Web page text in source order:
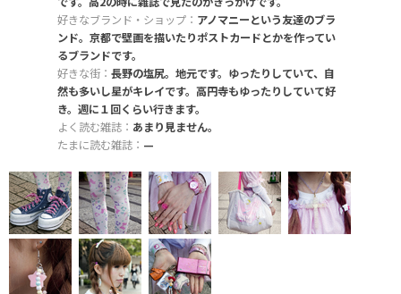
好きなブランド・ショップ： アノマニーという友達のブラ
ンド。京都で壁画を描いたりポストカードとかを作ってい
るブランドです。
好きな街： 長野の塩尻。地元です。ゆったりしていて、自
然も多いし星がキレイです。高円寺もゆったりしていて好
き。週に１回くらい行きます。
よく読む雑誌： あまり見ません。
たまに読む雑誌： —